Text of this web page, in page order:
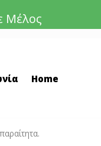
Μέλος
Home